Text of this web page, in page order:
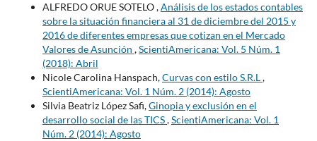
ALFREDO ORUE SOTELO ,Análisis de los estados contables
sobre la situación financiera al 31 de diciembre del 2015 y
2016 de diferentes empresas que cotizan en el Mercado
Valores de Asunción ,ScientiAmericana: Vol. 5 Núm. 1
(2018): Abril
Nicole Carolina Hanspach,Curvas con estilo S.R.L,
ScientiAmericana: Vol. 1 Núm. 2 (2014): Agosto
Silvia Beatriz López Safi,Ginopia y exclusión en el
desarrollo social de las TICS,ScientiAmericana: Vol. 1
Núm. 2 (2014): Agosto